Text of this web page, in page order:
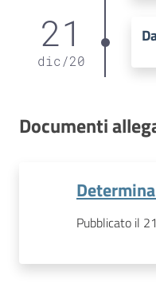
21
dic /20
Documenti
Pubblicato il